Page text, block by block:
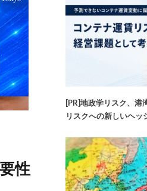
[PR]地政学リスク、港
リスクへの新しいヘッ